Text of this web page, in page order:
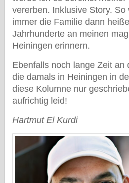
vererben. Inklusive Story.
immer die Familie dann
Jahrhunderte an meinen
Heiningen erinnern.
Ebenfalls noch lange Zeit an
die damals in Heiningen in
diese Kolumne nur
aufrichtig leid!
Hartmut El Kurdi